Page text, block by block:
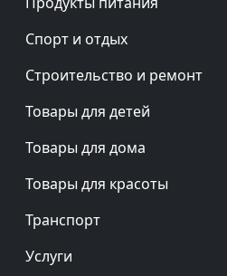
Спорт и отдых
Строительство и ремонт
Товары для детей
Товары для дома
Товары для красоты
Транспорт
Услуги